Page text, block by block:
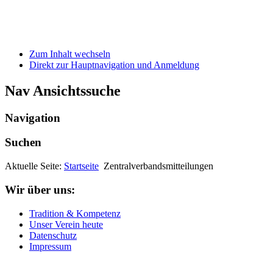
Zum Inhalt wechseln
Direkt zur Hauptnavigation und Anmeldung
Nav Ansichtssuche
Navigation
Suchen
Aktuelle Seite: Startseite Zentralverbandsmitteilungen
Wir über uns:
Tradition & Kompetenz
Unser Verein heute
Datenschutz
Impressum